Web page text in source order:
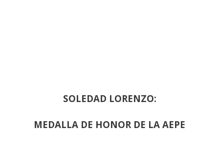
SOLEDAD LORENZO:
MEDALLA DE HONOR DE LA AEPE